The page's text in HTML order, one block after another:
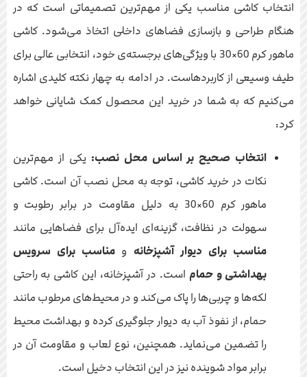
انتخاب کاشی مناسب یکی از مهم‌ترین تصمیماتی است که در
هنگام طراحی و بازسازی فضاهای داخلی اتخاذ می‌شود. کاشی
ماهور کرم 60×30 با ویژگی‌های برجسته‌ی خود، انتخابی عالی برای
طیف وسیعی از کاربردهاست. در ادامه به چهار نکته کلیدی اشاره
می‌کنیم که به شما در خرید این محصول کمک شایانی خواهد
کرد:
انتخاب صحیح بر اساس محل نصب: یکی از مهم‌ترین
نکات در خرید کاشی، توجه به محل نصب آن است. کاشی
ماهور کرم 60×30 به دلیل مقاومت در برابر رطوبت و
سهولت در نظافت، گزینه‌ای ایده‌آل برای فضاهایی مانند
مناسب برای دیوار آشپزخانه و مناسب برای سرویس
بهداشتی و حمام است. در آشپزخانه، این کاشی به راحتی
لکه‌ها و چربی‌ها را پاک می‌کند و در محیط‌های مرطوب مانند
حمام، از نفوذ آب به دیوار جلوگیری کرده و بهداشت محیط
را تضمین می‌نماید. همچنین، نوع لعاب و مقاومت آن در
برابر مواد شوینده نیز در این انتخاب دخیل است.